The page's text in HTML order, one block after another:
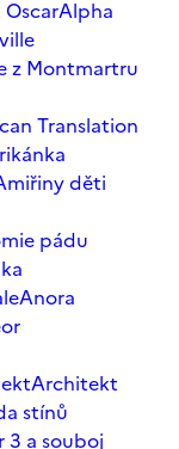
Alpha
z Montmartru
Translation
děti
pádu
Anora
Architekt
stínů
3 a souboj